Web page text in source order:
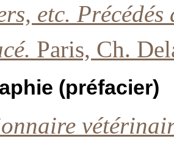
etc.
Paris, Ch.
(préfacier)